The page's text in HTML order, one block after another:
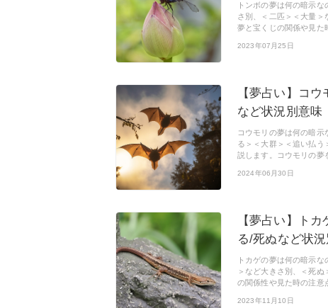
トンボの夢は何の暗示
さ別、＜二匹＞＜大量＞
夢と宝くじの関係や見た
2023年07月25日
【夢占い】コ
など状況別意味
コウモリの夢は何の暗示
る＞＜大群＞＜追い払う
説します。コウモリの夢
2024年06月30日
【夢占い】ト
る/死ぬなど状況
トカゲの夢は何の暗示
＞など大きさ別、＜死
の関係性や見た時の注意
2023年11月10日